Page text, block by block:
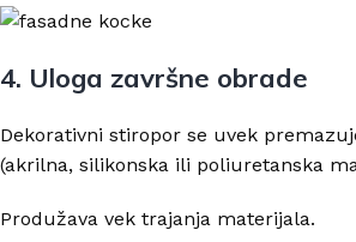
4. Uloga završne obrade
Dekorativni stiropor se uvek
(akrilna, silikonska ili poliuretanska
Produžava vek trajanja materijala.